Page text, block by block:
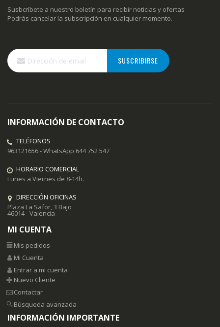
Susbcríbete a nuestro boletín para recibir noticias y ofertas
Podrás cancelar la subscripción en cualquier momento.
Inscríbase
a
nuestro
SUSCRIBIRSE
INFORMACIÓN DE CONTACTO
TELÉFONOS
963121656 - WhatsApp 644 752 547
HORARIO COMERCIAL
Lunes a Viernes de 8-14h.
DIRECCIÓN OFICINAS
Plaza La Safor, 3 Bajo
46014 - Valencia
MI CUENTA
Mis pedidos
Mi Cuenta
Entrar a mi cuenta
Nuevo Cliente
Contactar
Búsqueda avanzada
INFORMACIÓN IMPORTANTE